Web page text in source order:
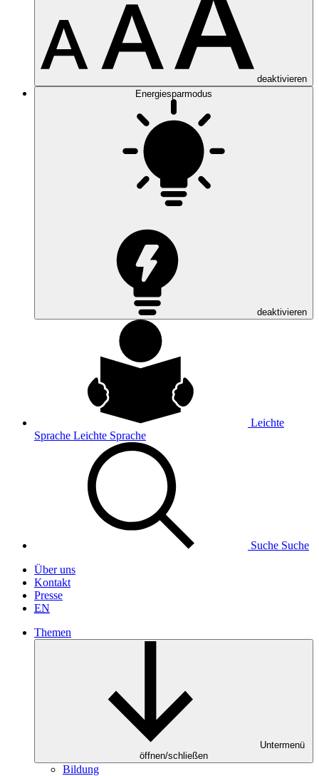
deaktivieren
Energiesparmodus
deaktivieren
Leichte
Sprache Leichte Sprache
Suche Suche
Über uns
Kontakt
Presse
EN
Themen
Untermenü
öffnen/schließen
Bildung